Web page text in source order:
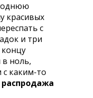
красивых
с
и три
ноль,
с каким-то
распродажа